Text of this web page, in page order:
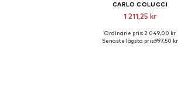
CARLO COLUCCI
1 211,25 kr
Tillgängliga storlekar: S, M, L, XL
Ordinarie pris: 2 049,00 kr
Senaste lägsta pris:997,50 kr